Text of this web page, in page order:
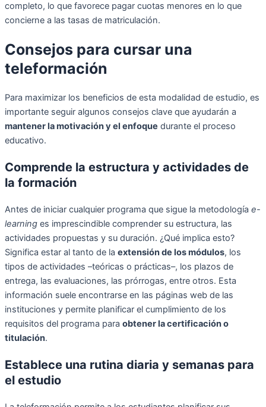
completo, lo que favorece pagar cuotas menores en lo que
concierne a las tasas de matriculación.
Consejos para cursar una
teleformación
Para maximizar los beneficios de esta modalidad de estudio, es
importante seguir algunos consejos clave que ayudarán a
mantener la motivación y el enfoque durante el proceso
educativo.
Comprende la estructura y actividades de
la formación
Antes de iniciar cualquier programa que sigue la metodología e-
learning es imprescindible comprender su estructura, las
actividades propuestas y su duración. ¿Qué implica esto?
Significa estar al tanto de la extensión de los módulos, los
tipos de actividades –teóricas o prácticas–, los plazos de
entrega, las evaluaciones, las prórrogas, entre otros. Esta
información suele encontrarse en las páginas web de las
instituciones y permite planificar el cumplimiento de los
requisitos del programa para obtener la certificación o
titulación.
Establece una rutina diaria y semanas para
el estudio